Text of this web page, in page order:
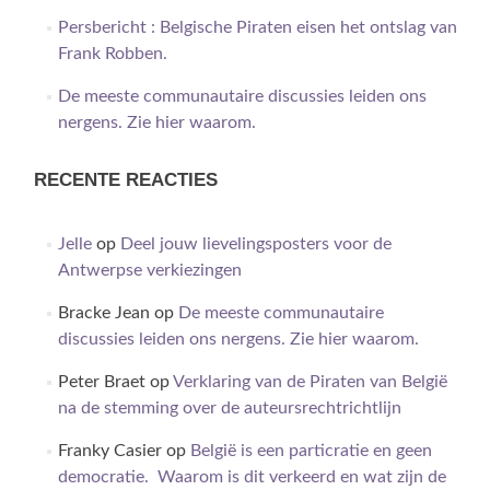
Persbericht : Belgische Piraten eisen het ontslag van
Frank Robben.
De meeste communautaire discussies leiden ons
nergens. Zie hier waarom.
RECENTE REACTIES
Jelleop Deel jouw lievelingsposters voor de
Antwerpse verkiezingen
Bracke Jean op De meeste communautaire
discussies leiden ons nergens. Zie hier waarom.
Peter BraetopVerklaring van de Piraten van België
na de stemming over de auteursrechtrichtlijn
Franky Casierop België is een particratie en geen
democratie. Waarom is dit verkeerd en wat zijn de